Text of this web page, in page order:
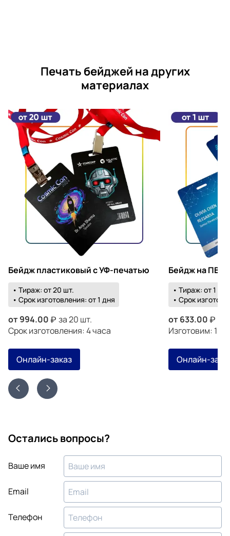
Печать бейджей на других
материалах
Бейдж пластиковый с УФ-печатью
• Тираж: от 20 шт.
• Срок изготовления: от 1 дня
от994.00
за 20 шт.
Срок изготовления: 4 часа
Онлайн-заказ
Бейдж на ПВХ
• Тираж: от 1 шт.
• Срок
от 633.00
Изготовим: 10
Онлайн-
Остались вопросы?
Ваше имя
Email
Телефон